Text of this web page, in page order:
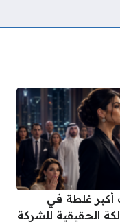
أكبر غلطة في
الحقيقية للشركة